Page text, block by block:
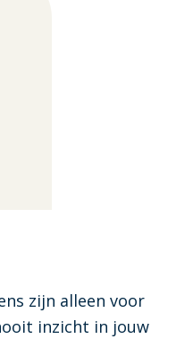
zijn alleen voor
inzicht in jouw